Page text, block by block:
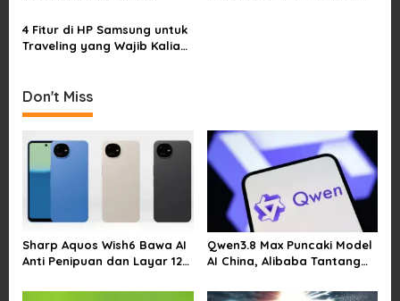
o
n
4 Fitur di HP Samsung untuk
Traveling yang Wajib Kalian
Don't Miss
Sharp Aquos Wish6 Bawa AI
Anti Penipuan dan Layar 120
Qwen3.8 Max Puncaki Model
AI China, Alibaba Tantang